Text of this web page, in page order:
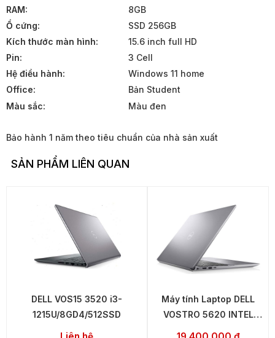
RAM:
8GB
Ổ cứng:
SSD 256GB
Kích thước màn hình:
15.6 inch full HD
Pin:
3 Cell
Hệ điều hành:
Windows 11 home
Office:
Bản Student
Màu sắc:
Màu đen
Bảo hành 1 năm theo tiêu chuẩn của nhà sản xuất
SẢN PHẨM LIÊN QUAN
DELL VOS15 3520 i3-
1215U/8GD4/512SSD
Máy tính Laptop DELL
VOSTRO 5620 INTEL